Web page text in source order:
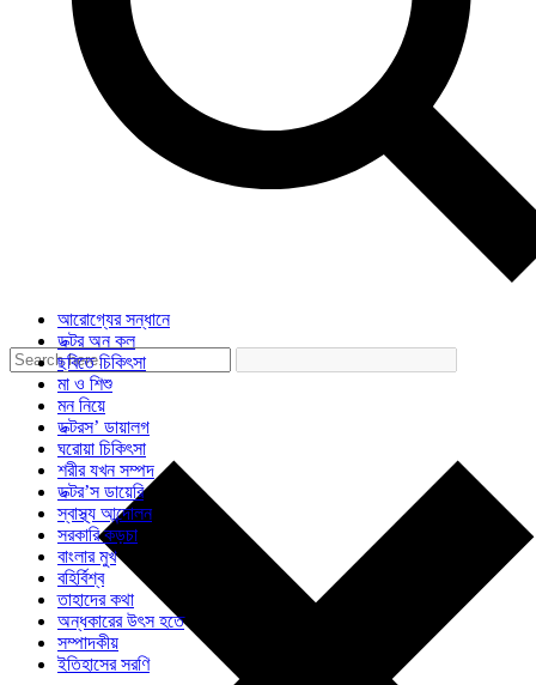
আরোগ্যের সন্ধানে
ডক্টর অন কল
ছবিতে চিকিৎসা
মা ও শিশু
মন নিয়ে
ডক্টরস’ ডায়ালগ
ঘরোয়া চিকিৎসা
শরীর যখন সম্পদ
ডক্টর’স ডায়েরি
স্বাস্থ্য আন্দোলন
সরকারি কড়চা
বাংলার মুখ
বহির্বিশ্ব
তাহাদের কথা
অন্ধকারের উৎস হতে
সম্পাদকীয়
ইতিহাসের সরণি